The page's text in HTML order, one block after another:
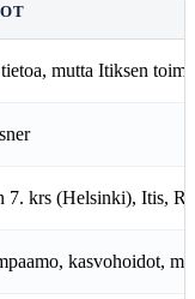
mutta Itiksen
7. krs (Helsinki), Itis,
kasvohoidot,